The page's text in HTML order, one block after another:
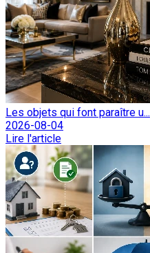
Les objets qui font paraître u...
2026-08-04
Lire l'article